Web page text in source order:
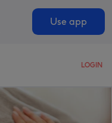
Use app
LOGIN